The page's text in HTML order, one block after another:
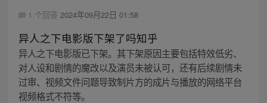
1 个回答 2024年09月22日 01:58
异人之下电影版下架了吗知乎
异人之下电影版已下架。其下架原因主要包括特效低劣、
对人设和剧情的魔改以及演员未被认可，还有后续剧情未
过审、视频文件问题导致制片方的成片与播放的网络平台
视频格式不符等。